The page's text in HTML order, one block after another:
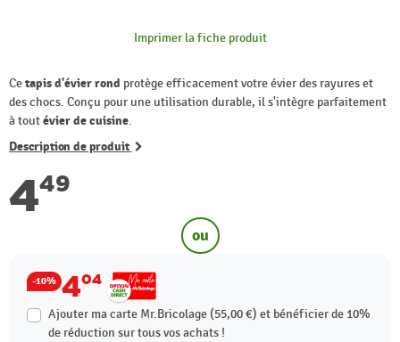
Imprimer la fiche produit
Cetapis d'évier rond protège efficacement votre évier des rayures et
des chocs. Conçu pour une utilisation durable, il s'intègre parfaitement
à toutévier de cuisine.
Description de produit
449
ou
-10% 404
Ajouter ma carte Mr.Bricolage (55,00 €) et bénéficier de 10%
de réduction sur tous vos achats !